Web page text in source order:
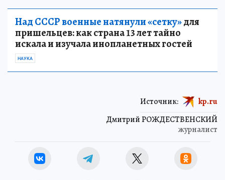
Над СССР военные натянули «сетку»для
пришельцев: как страна 13 лет тайно
искала и изучала инопланетных гостей
НАУКА
Дмитрий РОЖДЕСТВЕНСКИЙ
журналист
Источник: kp.ru